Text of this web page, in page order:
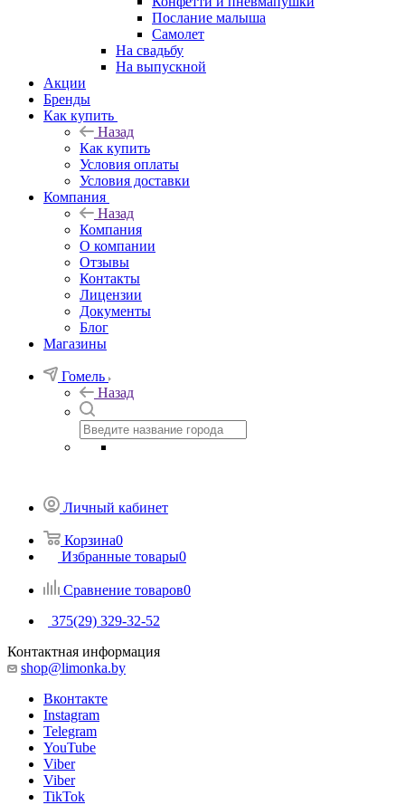
Послание малыша
Самолет
На свадьбу
На выпускной
Акции
Бренды
Как купить
Назад
Как купить
Условия оплаты
Условия доставки
Компания
Назад
Компания
О компании
Отзывы
Контакты
Лицензии
Документы
Блог
Магазины
Гомель
Назад
Личный кабинет
Корзина0
Избранные товары0
Сравнение товаров0
375(29) 329-32-52
Контактная информация
shop@limonka.by
Вконтакте
Instagram
Telegram
YouTube
Viber
Viber
TikTok